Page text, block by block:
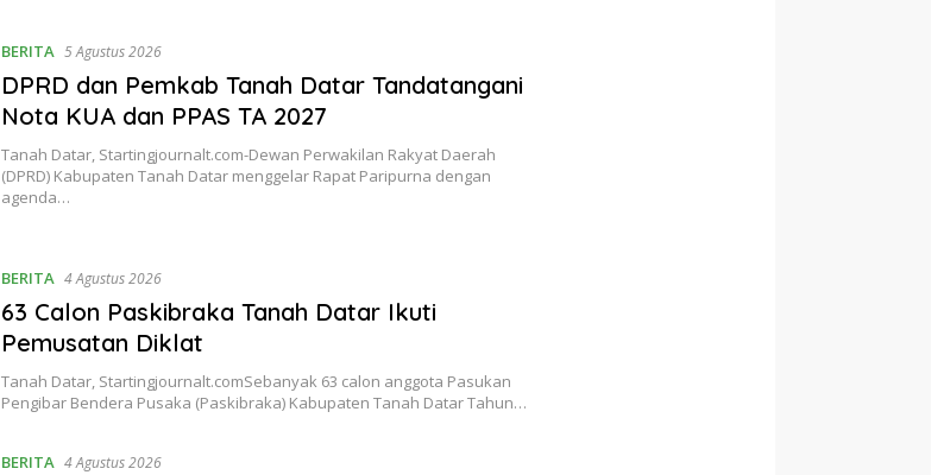
BERITA 5 Agustus 2026
DPRD dan Pemkab Tanah Datar Tandatangani
Nota KUA dan PPAS TA 2027
Tanah Datar, Startingjournalt.com-Dewan Perwakilan Rakyat Daerah
(DPRD) Kabupaten Tanah Datar menggelar Rapat Paripurna dengan
agenda…
BERITA 4 Agustus 2026
63 Calon Paskibraka Tanah Datar Ikuti
Pemusatan Diklat
Tanah Datar, Startingjournalt.comSebanyak 63 calon anggota Pasukan
Pengibar Bendera Pusaka (Paskibraka) Kabupaten Tanah Datar Tahun…
BERITA 4 Agustus 2026